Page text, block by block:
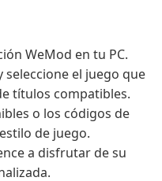
WeMod en tu PC.
seleccione el juego que
títulos compatibles.
o los códigos de
de juego.
a disfrutar de su